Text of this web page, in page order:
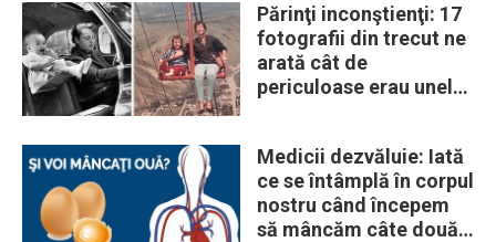
Părinţi inconştienţi: 17
fotografii din trecut ne
arată cât de
periculoase erau unele
Medicii dezvăluie: Iată
ce se întâmplă în corpul
nostru când începem
să mâncăm câte două